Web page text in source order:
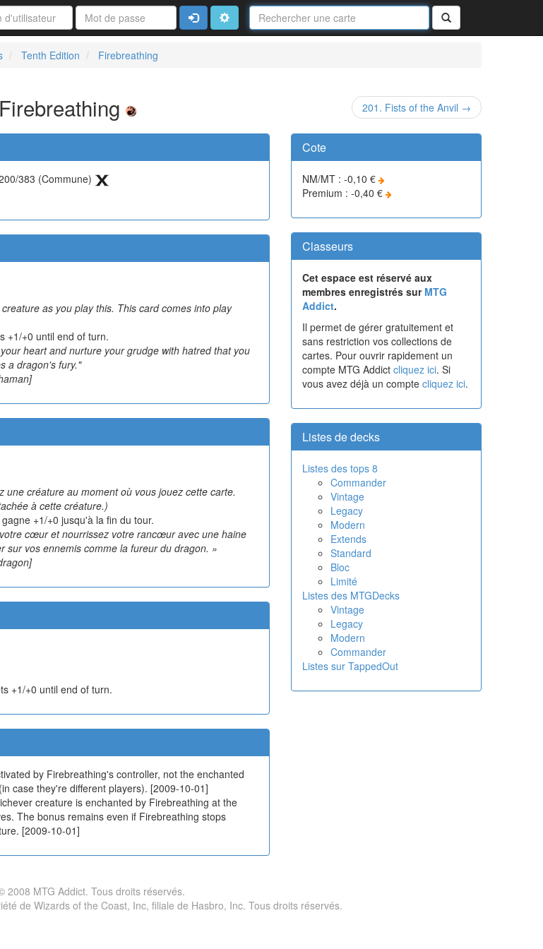
Nom
de
la
Rechercher
ConnexionAvancé
Tenth Edition Firebreathing
Firebreathing 201. Fists of the Anvil →
383 (Commune)
as you play this. This card comes into play
+1/+0 until end of turn.
heart and nurture your grudge with hatred that you
a dragon's fury."
une créature au moment où vous jouez cette carte.
à cette créature.)
+1/+0 jusqu'à la fin du tour.
cœur et nourrissez votre rancœur avec une haine
sur vos ennemis comme la fureur du dragon. »
+1/+0 until end of turn.
by Firebreathing's controller, not the enchanted
case they're different players). [2009-10-01]
creature is enchanted by Firebreathing at the
The bonus remains even if Firebreathing stops
[2009-10-01]
Cote
NM/MT : -0,10 €
Premium : -0,40 €
Classeurs
Cet espace est réservé aux
membres enregistrés sur MTG
Addict.
Il permet de gérer gratuitement et
sans restriction vos collections de
cartes. Pour ouvrir rapidement un
compte MTG Addict cliquez ici. Si
vous avez déjà un compte cliquez ici.
Listes de decks
Listes des tops 8
Commander
Vintage
Legacy
Modern
Extends
Standard
Bloc
Limité
Listes des MTGDecks
Vintage
Legacy
Modern
Commander
Listes sur TappedOut
2008 MTG Addict. Tous droits réservés.
de Wizards of the Coast, Inc, filiale de Hasbro, Inc. Tous droits réservés.